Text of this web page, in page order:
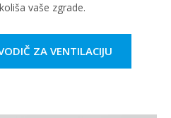
vaše zgrade.
ZA VENTILACIJU